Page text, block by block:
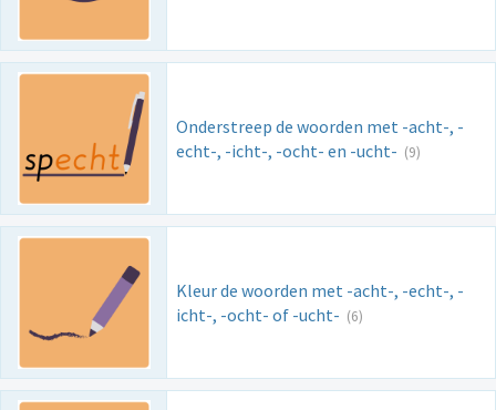
Onderstreep de woorden met -acht-, -
echt-, -icht-, -ocht- en -ucht- (9)
Kleur de woorden met -acht-, -echt-, -
icht-, -ocht- of -ucht- (6)